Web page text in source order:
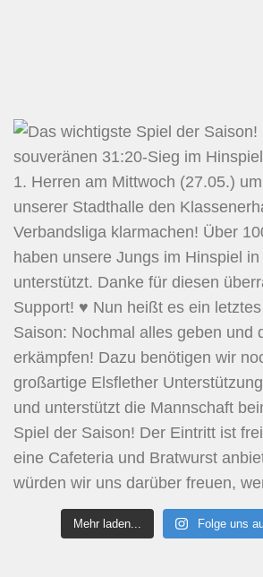
Mehr laden... Folge uns